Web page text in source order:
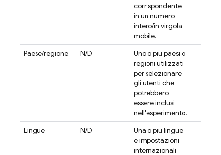
corrispondente
in un numero
intero/in virgola
mobile.
Paese/regione N/D
Uno o più paesi o
regioni utilizzati
per selezionare
gli utenti che
potrebbero
essere inclusi
nell'esperimento.
Lingue
N/D
Una o più lingue
e impostazioni
internazionali